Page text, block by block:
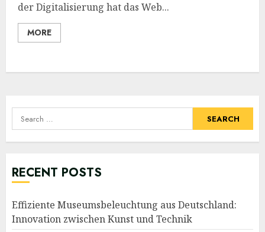
der Digitalisierung hat das Web...
MORE
Search
for:
RECENT POSTS
Effiziente Museumsbeleuchtung aus Deutschland:
Innovation zwischen Kunst und Technik